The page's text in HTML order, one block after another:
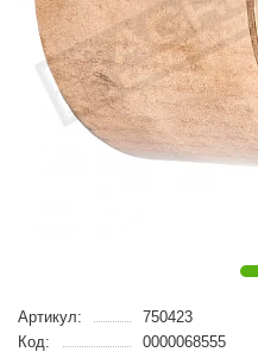
Артикул:
750423
Код:
0000068555